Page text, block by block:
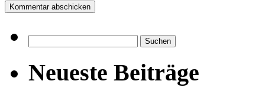
nach:
Neueste Beiträge